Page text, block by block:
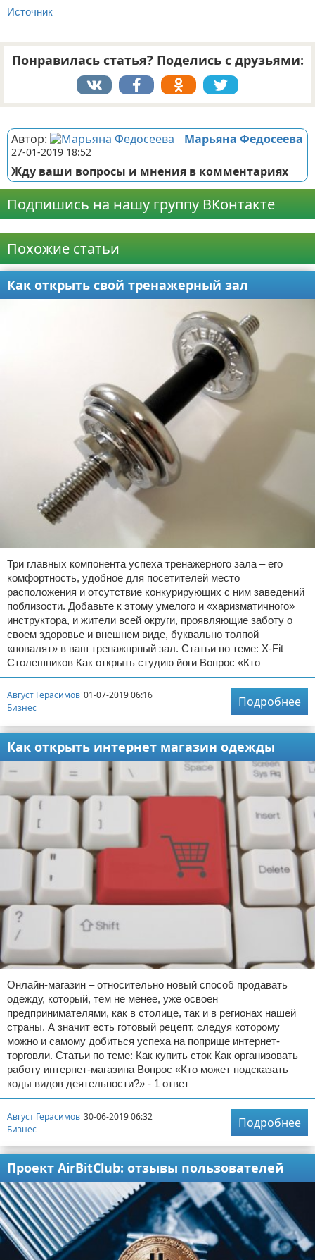
Источник
Понравилась статья? Поделись с друзьями:
Автор: Марьяна Федосеева
27-01-2019 18:52
Жду ваши вопросы и мнения в комментариях
Подпишись на нашу группу ВКонтакте
Похожие статьи
Как открыть свой тренажерный зал
Три главных компонента успеха тренажерного зала – его
комфортность, удобное для посетителей место
расположения и отсутствие конкурирующих с ним заведений
поблизости. Добавьте к этому умелого и «харизматичного»
инструктора, и жители всей округи, проявляющие заботу о
своем здоровье и внешнем виде, буквально толпой
«повалят» в ваш тренажнрный зал. Статьи по теме: X-Fit
Столешников Как открыть студию йоги Вопрос «Кто
Август Герасимов 01-07-2019 06:16
Бизнес
Подробнее
Как открыть интернет магазин одежды
Онлайн-магазин – относительно новый способ продавать
одежду, который, тем не менее, уже освоен
предпринимателями, как в столице, так и в регионах нашей
страны. А значит есть готовый рецепт, следуя которому
можно и самому добиться успеха на поприще интернет-
торговли. Статьи по теме: Как купить сток Как организовать
работу интернет-магазина Вопрос «Кто может подсказать
коды видов деятельности?» - 1 ответ
Август Герасимов 30-06-2019 06:32
Бизнес
Подробнее
Проект AirBitClub: отзывы пользователей